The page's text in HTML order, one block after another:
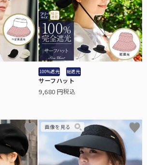
2段折りミドル
で楽に開閉できる大きめタイプ。
ラージサイズ
イズに近く、広い範囲で雨や日光をブロック
麦わら帽子
ロング（Lサイズ）
持たせ、腕回りにはゴムを使用。
ストール
でUVを98%以上カットします。
PC用グラス
けれる、透明度の高いクリアレンズ。
テラビューティー
たヘルスサポートシリーズ。
100%遮光 総遮光
サーフハット
9,680 税込